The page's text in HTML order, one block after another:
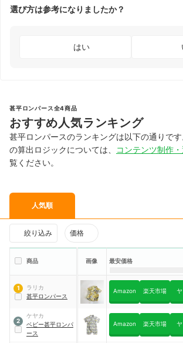
選び方は参考になりましたか？
はい
甚平ロンパース全4商品
おすすめ人気ランキング
甚平ロンパースのランキングは以下の通りで
の算出ロジックについては、
コンテンツ制作
覧ください。
人気順
絞り込み 価格
商品 画像 最安価格
1
ラリカ
甚平ロンパース
Amazon 楽天市場
2
ケヤカ
ベビー甚平ロンパ
ース
Amazon 楽天市場